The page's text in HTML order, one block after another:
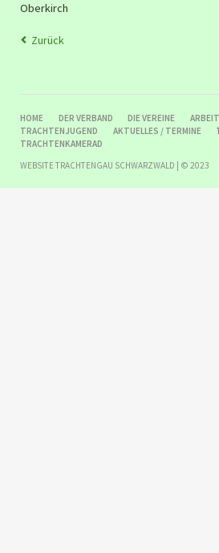
Oberkirch
Zurück
NAVIGATION
ÜBERSPRINGEN
HOME DER VERBAND DIE VEREINE
TRACHTENJUGEND
AKTUELLES / TERMINE
TRACHTENKAMERAD
WEBSITE TRACHTENGAU SCHWARZWALD | © 2023